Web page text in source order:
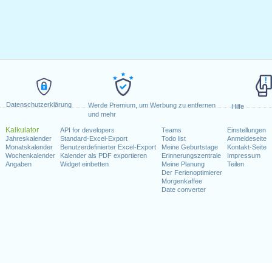
Datenschutzerklärung
Werde Premium, um Werbung zu entfernen
und mehr
Hilfe
Kalkulator
Jahreskalender
Monatskalender
Wochenkalender
Angaben
API for developers
Standard-Excel-Export
Benutzerdefinierter Excel-Export
Kalender als PDF exportieren
Widget einbetten
Teams
Todo list
Meine Geburtstage
Erinnerungszentrale
Meine Planung
Der Ferienoptimierer
Morgenkaffee
Date converter
Einstellungen
Anmeldeseite
Kontakt-Seite
Impressum
Teilen